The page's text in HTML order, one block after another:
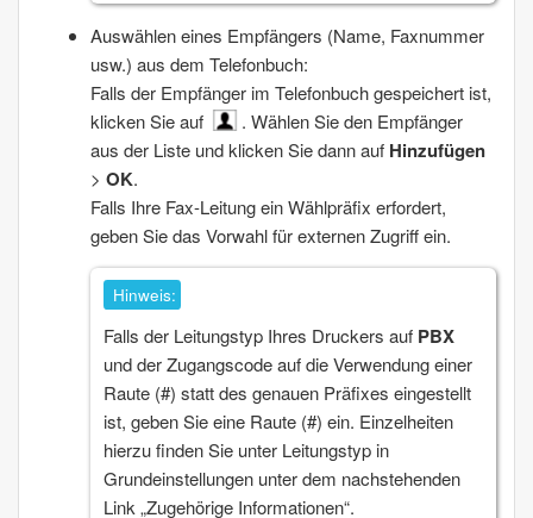
Auswählen eines Empfängers (Name, Faxnummer
usw.) aus dem Telefonbuch:
Falls der Empfänger im Telefonbuch gespeichert ist,
klicken Sie auf
. Wählen Sie den Empfänger
aus der Liste und klicken Sie dann auf Hinzufügen
> OK.
Falls Ihre Fax-Leitung ein Wählpräfix erfordert,
geben Sie das Vorwahl für externen Zugriffein.
Hinweis:
Falls der LeitungstypIhres Druckers auf PBX
und der Zugangscode auf die Verwendung einer
Raute (#) statt des genauen Präfixes eingestellt
ist, geben Sie eine Raute (#) ein. Einzelheiten
hierzu finden Sie unter Leitungstypin
Grundeinstellungenunter dem nachstehenden
Link „Zugehörige Informationen“.